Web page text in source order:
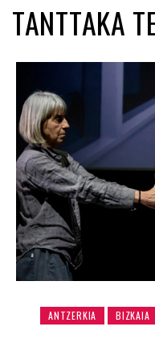
TANTTAKA
ANTZERKIA BIZKAIA